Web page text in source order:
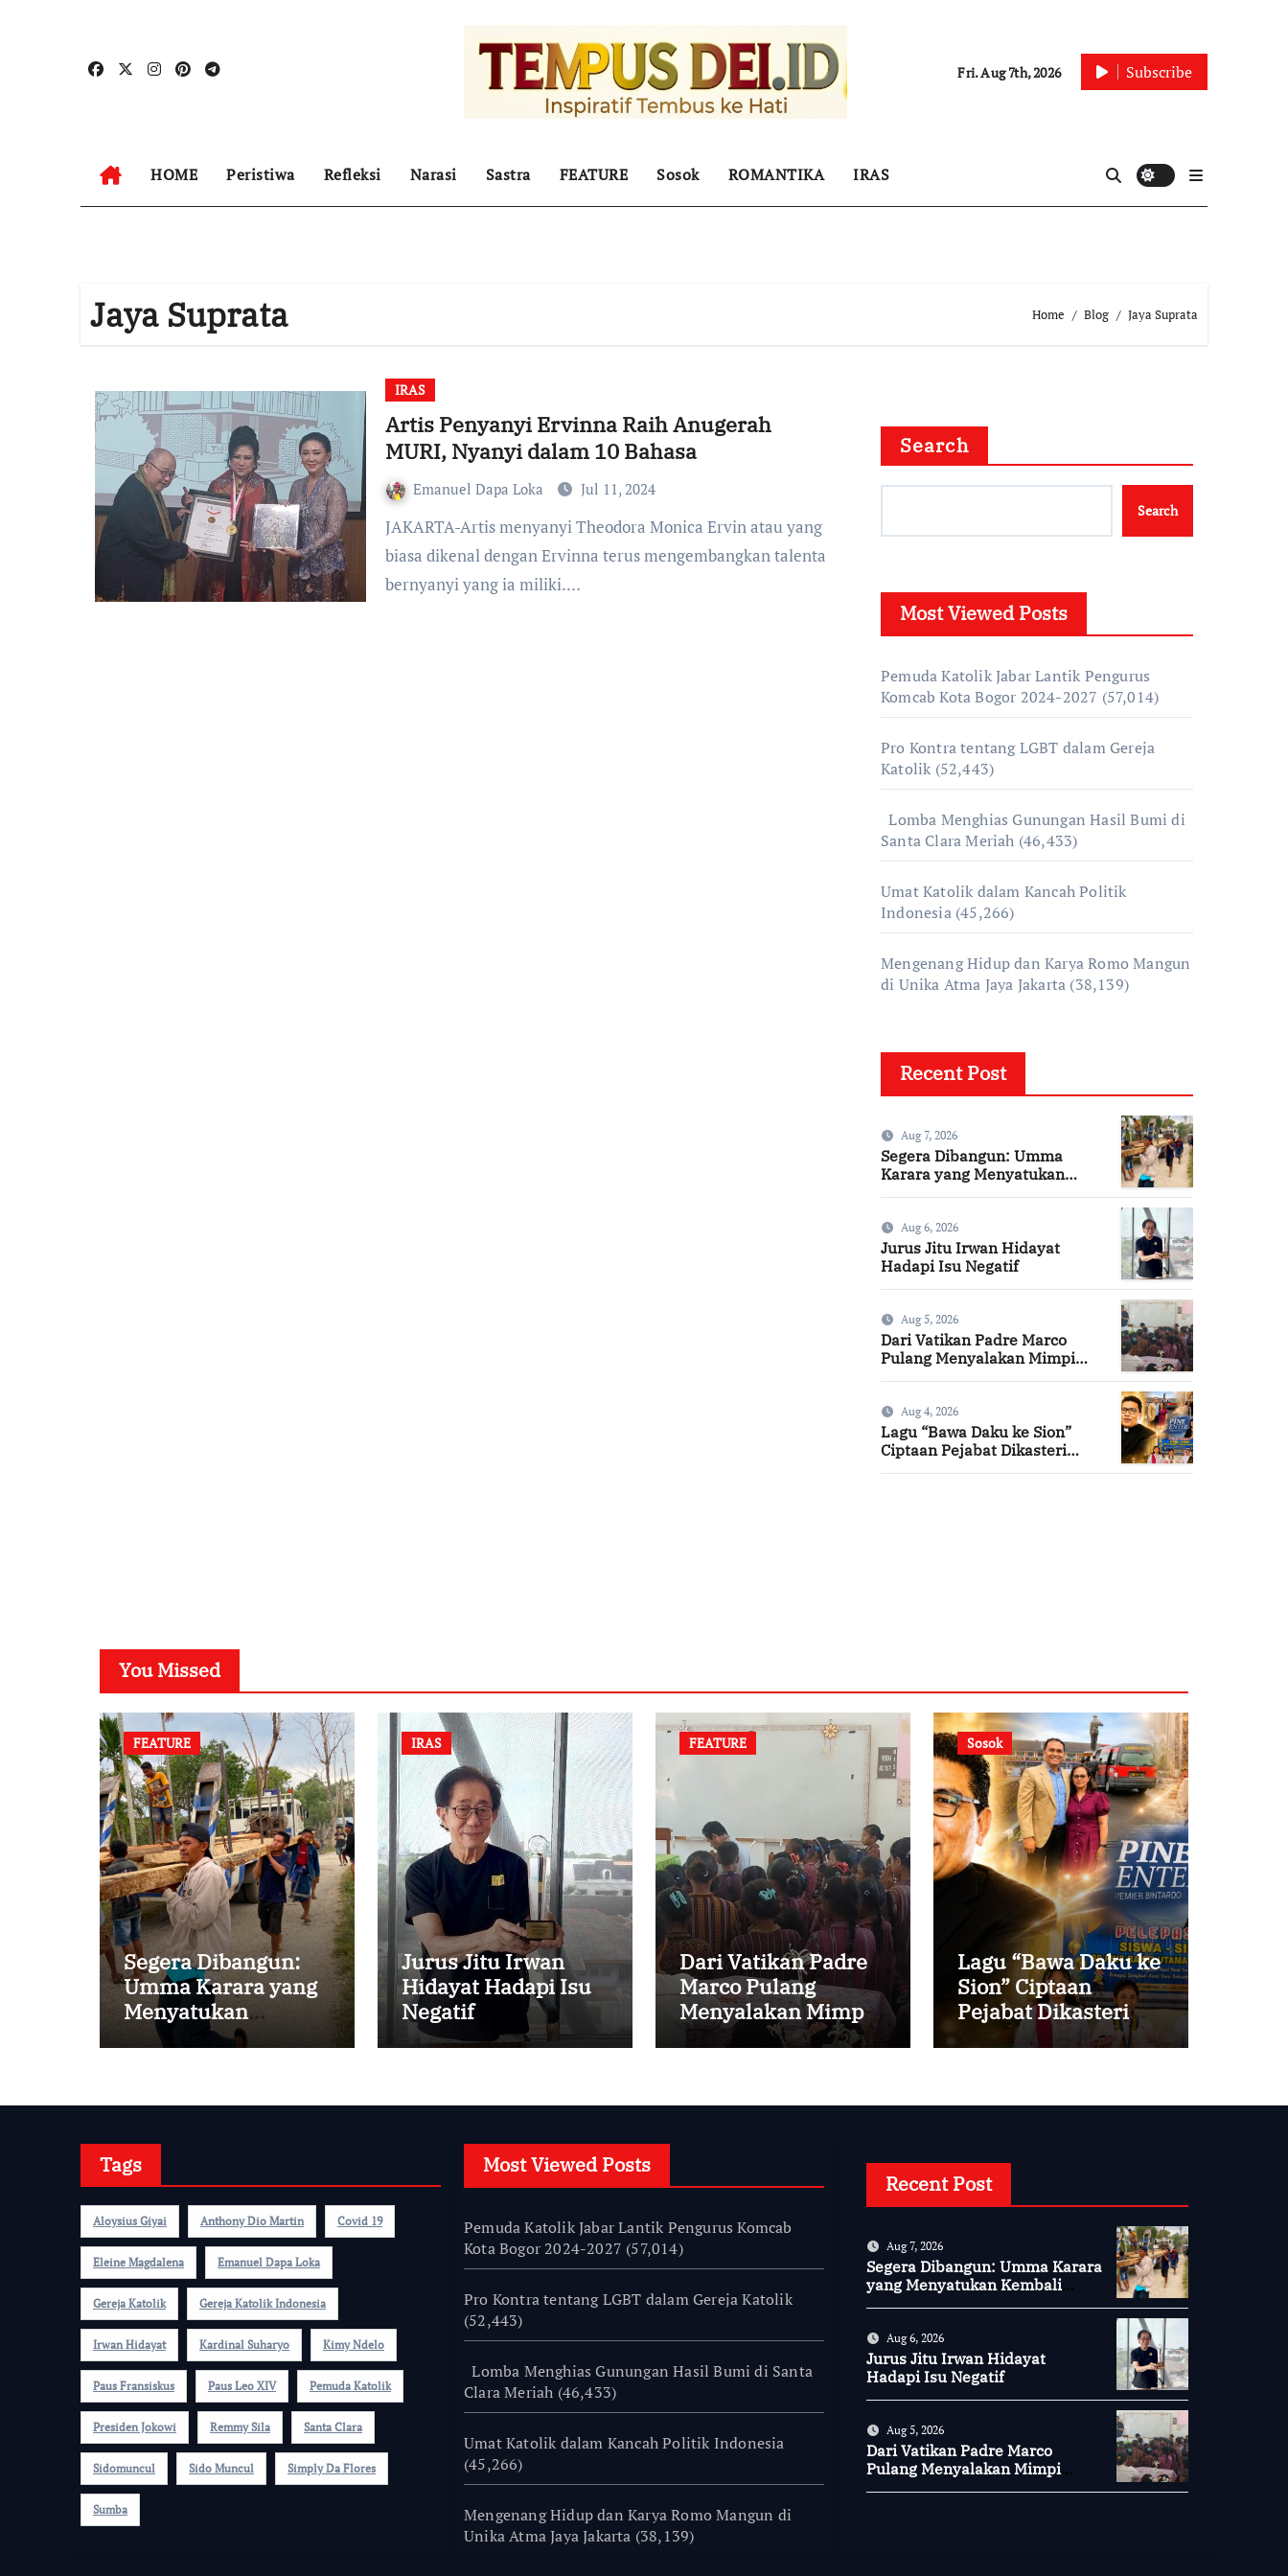
Fri. Aug 7th, 2026 Subscribe
HOME Peristiwa Refleksi Narasi Sastra FEATURE Sosok ROMANTIKA IRAS
Jaya Suprata Home Blog Jaya Suprata
IRAS
Artis Penyanyi Ervinna Raih Anugerah
MURI, Nyanyi dalam 10 Bahasa
Emanuel Dapa Loka Jul 11, 2024
JAKARTA-Artis menyanyi Theodora Monica Ervin atau yang
biasa dikenal dengan Ervinna terus mengembangkan talenta
bernyanyi yang ia miliki.…
Search
Search
Most Viewed Posts
Pemuda Katolik Jabar Lantik Pengurus
Komcab Kota Bogor 2024-2027 (57,014)
Pro Kontra tentang LGBT dalam Gereja
Katolik (52,443)
Lomba Menghias Gunungan Hasil Bumi di
Santa Clara Meriah (46,433)
Umat Katolik dalam Kancah Politik
Indonesia (45,266)
Mengenang Hidup dan Karya Romo Mangun
di Unika Atma Jaya Jakarta (38,139)
Recent Post
Aug 7, 2026
Segera Dibangun: Umma
Karara yang Menyatukan
Aug 6, 2026
Jurus Jitu Irwan Hidayat
Hadapi Isu Negatif
Aug 5, 2026
Dari Vatikan Padre Marco
Pulang Menyalakan Mimpi
Aug 4, 2026
Lagu “Bawa Daku ke Sion”
Ciptaan Pejabat Dikasteri
You Missed
FEATURE
Segera Dibangun:
Umma Karara yang
Menyatukan
Kembali
IRAS
Jurus Jitu Irwan
Hidayat Hadapi Isu
Negatif
FEATURE
Dari Vatikan Padre
Marco Pulang
Menyalakan Mimpi
Anak-anak Desa
Sosok
Lagu “Bawa Daku ke
Sion” Ciptaan
Pejabat Dikasteri
Vatikan, Peraih
Tags
Aloysius Giyai Anthony Dio Martin Covid 19
Eleine Magdalena Emanuel Dapa Loka
Gereja Katolik Gereja Katolik Indonesia
Irwan Hidayat Kardinal Suharyo Kimy Ndelo
Paus Fransiskus Paus Leo XIV Pemuda Katolik
Presiden Jokowi Remmy Sila Santa Clara
Sidomuncul Sido Muncul Simply Da Flores
Sumba
Most Viewed Posts
Pemuda Katolik Jabar Lantik Pengurus Komcab
Kota Bogor 2024-2027 (57,014)
Pro Kontra tentang LGBT dalam Gereja Katolik
(52,443)
Lomba Menghias Gunungan Hasil Bumi di Santa
Clara Meriah (46,433)
Umat Katolik dalam Kancah Politik Indonesia
(45,266)
Mengenang Hidup dan Karya Romo Mangun di
Unika Atma Jaya Jakarta (38,139)
Recent Post
Aug 7, 2026
Segera Dibangun: Umma Karara
yang Menyatukan Kembali
Aug 6, 2026
Jurus Jitu Irwan Hidayat
Hadapi Isu Negatif
Aug 5, 2026
Dari Vatikan Padre Marco
Pulang Menyalakan Mimpi